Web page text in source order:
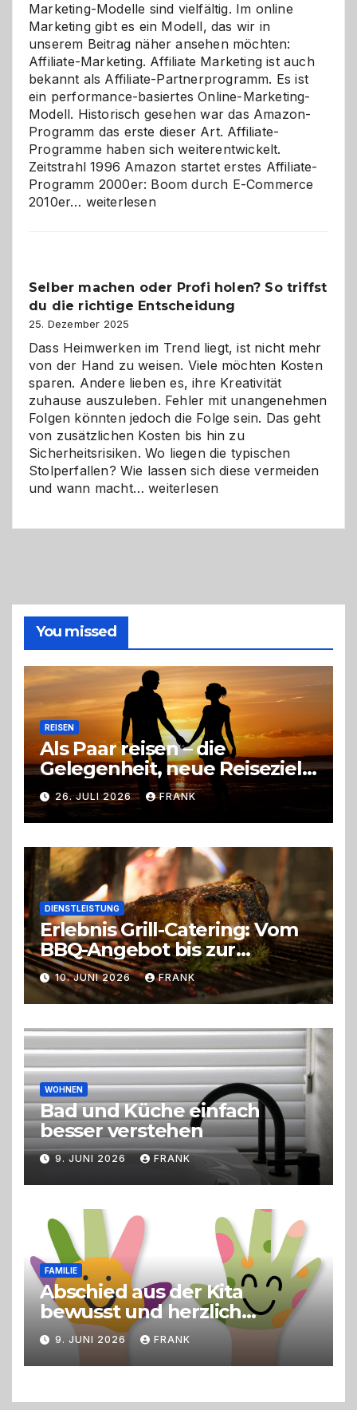
Marketing-Modelle sind vielfältig. Im online
Marketing gibt es ein Modell, das wir in
unserem Beitrag näher ansehen möchten:
Affiliate-Marketing. Affiliate Marketing ist auch
bekannt als Affiliate-Partnerprogramm. Es ist
ein performance-basiertes Online-Marketing-
Modell. Historisch gesehen war das Amazon-
Programm das erste dieser Art. Affiliate-
Programme haben sich weiterentwickelt.
Zeitstrahl 1996 Amazon startet erstes Affiliate-
Programm 2000er: Boom durch E-Commerce
2010er… Affiliate-
Herausforderungen
und
Zukunft
weiterlesen
Selber machen oder Profi holen? So triffst
du die richtige Entscheidung
25. Dezember 2025
Dass Heimwerken im Trend liegt, ist nicht mehr
von der Hand zu weisen. Viele möchten Kosten
sparen. Andere lieben es, ihre Kreativität
zuhause auszuleben. Fehler mit unangenehmen
Folgen könnten jedoch die Folge sein. Das geht
von zusätzlichen Kosten bis hin zu
Sicherheitsrisiken. Wo liegen die typischen
Stolperfallen? Wie lassen sich diese vermeiden
und wann macht…Selber
richtige
Entscheidung
weiterlesen
You missed
REISEN
Als Paar reisen – die
Gelegenheit, neue Reiseziele
zu entdecken
26. JULI 2026 FRANK
DIENSTLEISTUNG
Erlebnis Grill-Catering: Vom
BBQ-Angebot bis zur
perfekten Eventorganisation
Trend zu Outdoor-Events,
Erlebnisgastronomie und
Live-Cooking
10. JUNI 2026 FRANK
WOHNEN
Bad und Küche einfach
besser verstehen
9. JUNI 2026 FRANK
FAMILIE
Abschied aus der Kita
bewusst und herzlich
gestalten
9. JUNI 2026 FRANK